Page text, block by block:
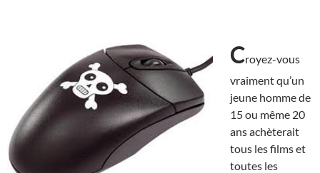
Croyez-vous
vraiment qu’un
jeune homme de
15 ou même 20
ans achèterait
tous les films et
toutes les